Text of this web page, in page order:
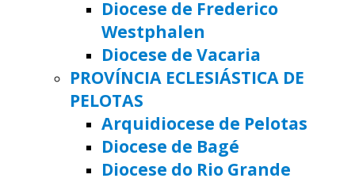
Diocese de Frederico
Westphalen
Diocese de Vacaria
PROVÍNCIA ECLESIÁSTICA DE
PELOTAS
Arquidiocese de Pelotas
Diocese de Bagé
Diocese do Rio Grande